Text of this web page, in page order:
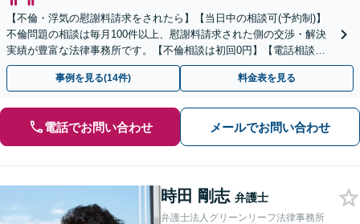
【不倫・浮気の慰謝料請求をされたら】【当日中の相談可(予約制)】
不倫問題の相談は毎月100件以上、慰謝料請求された側の交渉・解決
実績が豊富な法律事務所です。【不倫相談は初回0円】【電話相談で
ご契約まで対応可/来所不要】
事例を見る(14件) 料金表を見る
電話でお問い合わせ メールでお問い合わせ
時田 剛志 弁護士
弁護士法人グリーンリーフ法律事務所